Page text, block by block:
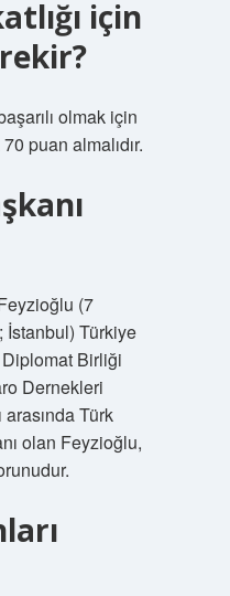
için
olmak için
puan almalıdır.
(7
İstanbul) Türkiye
Birliği
Dernekleri
arasında Türk
olan Feyzioğlu,